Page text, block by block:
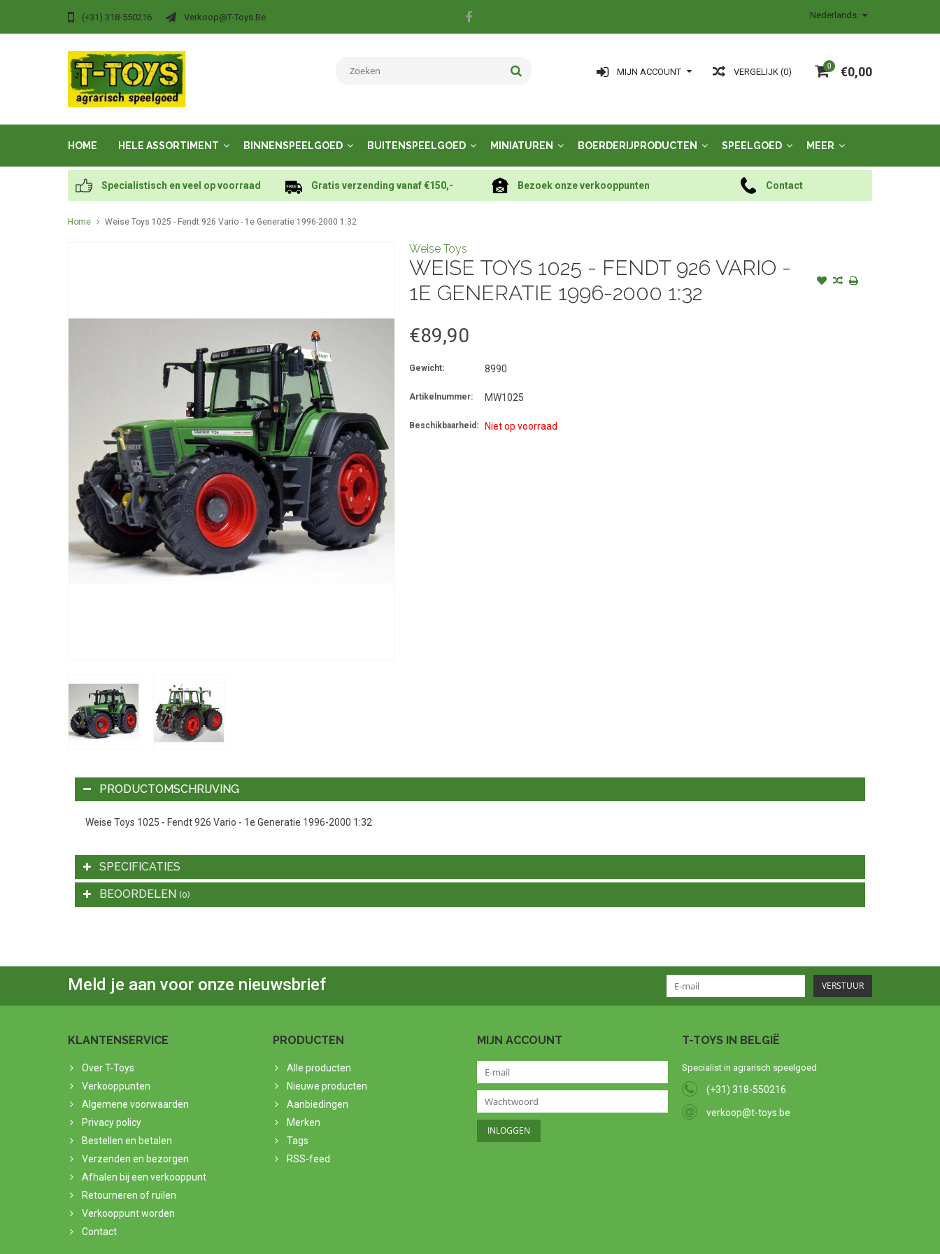
(+31) 318-550216 Verkoop@t-Toys.be Nederlands
0 €0,00
VERGELIJK (0)
MIJN ACCOUNT
HOME HELE ASSORTIMENT BINNENSPEELGOED BUITENSPEELGOED MINIATUREN BOERDERIJPRODUCTEN SPEELGOED MEER
Specialistisch en veel op voorraad Gratis verzending vanaf €150,- Bezoek onze verkooppunten Contact
Home Weise Toys 1025 - Fendt 926 Vario - 1e Generatie 1996-2000 1:32
Weise Toys
WEISE TOYS 1025 - FENDT 926 VARIO -
1E GENERATIE 1996-2000 1:32
€89,90
Gewicht: 8990
Artikelnummer: MW1025
Beschikbaarheid: Niet op voorraad
PRODUCTOMSCHRIJVING
Weise Toys 1025 - Fendt 926 Vario - 1e Generatie 1996-2000 1:32
SPECIFICATIES
BEOORDELEN (0)
Meld je aan voor onze nieuwsbrief VERSTUUR
KLANTENSERVICE
Over T-Toys
Verkooppunten
Algemene voorwaarden
Privacy policy
Bestellen en betalen
Verzenden en bezorgen
Afhalen bij een verkooppunt
Retourneren of ruilen
Verkooppunt worden
Contact
PRODUCTEN
Alle producten
Nieuwe producten
Aanbiedingen
Merken
Tags
RSS-feed
MIJN ACCOUNT T-TOYS IN BELGIË
Specialist in agrarisch speelgoed
(+31) 318-550216
verkoop@t-toys.be